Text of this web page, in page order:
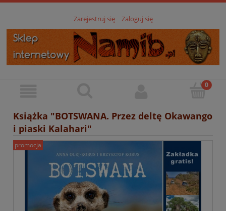
Zarejestruj się Zaloguj się
Książka "BOTSWANA. Przez deltę Okawango
i piaski Kalahari"
promocja